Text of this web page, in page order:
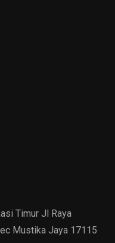
Timur Jl Raya
Mustika Jaya 17115